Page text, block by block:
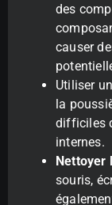
des
causer
Utiliser
la
difficiles
internes.
Nettoyer
souris,